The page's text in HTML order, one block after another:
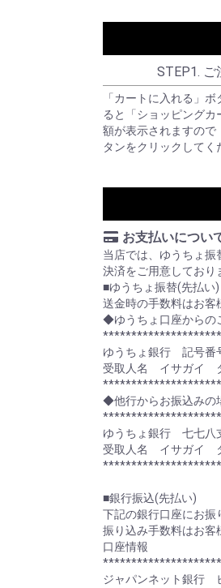
STEP1.
「カートに入れる」
ると「ショッピングカ
額が表示されますので
タンをクリックしてく
お支払いについ
当店では、ゆうちょ
決済をご用意しており
■ゆうちょ振替(先払い)
送金時の手数料はお客
◆ゆうちょ口座からの
ゆうちょ銀行 記号
受取人名 イサガイ
◆他行からお振込みの
ゆうちょ銀行 七七八
受取人名 イサガイ
■銀行振込(先払い)
下記の銀行口座にお振
振り込み手数料はお客
口座情報
ジャパンネット銀行